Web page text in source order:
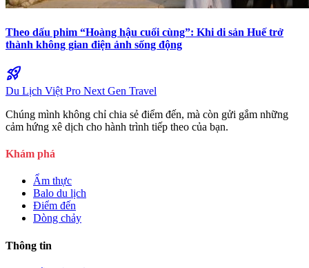
Theo dấu phim “Hoàng hậu cuối cùng”: Khi di sản Huế trở
thành không gian điện ảnh sống động
rocket_launch
Du Lịch Việt Pro Next Gen Travel
Chúng mình không chỉ chia sẻ điểm đến, mà còn gửi gắm những
cảm hứng xê dịch cho hành trình tiếp theo của bạn.
Khám phá
Ẩm thực
Balo du lịch
Điểm đến
Dòng chảy
Thông tin